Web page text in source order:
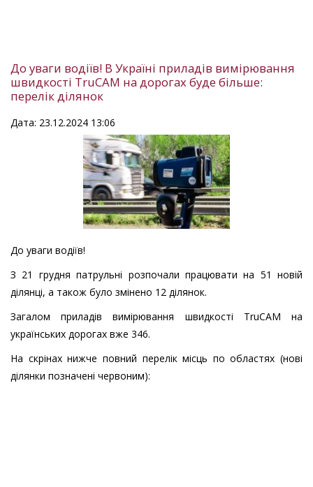
До уваги водіїв! В Україні приладів вимірювання
швидкості TruCAM на дорогах буде більше:
перелік ділянок
Дата: 23.12.2024 13:06
До уваги водіїв!
З 21 грудня патрульні розпочали працювати на 51 новій
ділянці, а також було змінено 12 ділянок.
Загалом приладів вимірювання швидкості TruCAM на
українських дорогах вже 346.
На скрінах нижче повний перелік місць по областях (нові
ділянки позначені червоним):